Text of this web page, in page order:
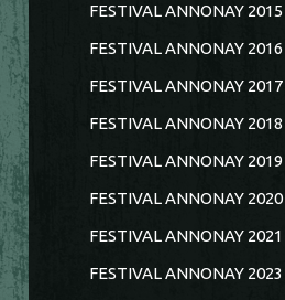
FESTIVAL ANNONAY 2015
FESTIVAL ANNONAY 2016
FESTIVAL ANNONAY 2017
FESTIVAL ANNONAY 2018
FESTIVAL ANNONAY 2019
FESTIVAL ANNONAY 2020
FESTIVAL ANNONAY 2021
FESTIVAL ANNONAY 2023